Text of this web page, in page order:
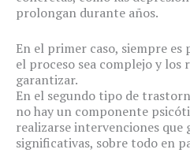
prolongan durante años.
En el primer caso, siempre
el proceso sea complejo y los
garantizar.
En el segundo tipo de
no hay un componente
realizarse intervenciones que
significativas, sobre todo en